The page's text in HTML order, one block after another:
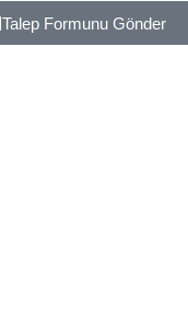
Talep Formunu Gönder